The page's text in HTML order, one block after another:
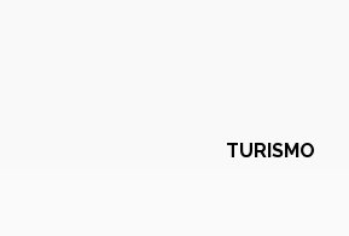
TURISMO